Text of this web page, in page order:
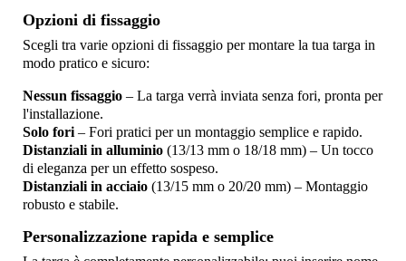
Opzioni di fissaggio
Scegli tra varie opzioni di fissaggio per montare la tua targa in
modo pratico e sicuro:
Nessun fissaggio – La targa verrà inviata senza fori, pronta per
l'installazione.
Solo fori – Fori pratici per un montaggio semplice e rapido.
Distanziali in alluminio (13/13 mm o 18/18 mm) – Un tocco
di eleganza per un effetto sospeso.
Distanziali in acciaio (13/15 mm o 20/20 mm) – Montaggio
robusto e stabile.
Personalizzazione rapida e semplice